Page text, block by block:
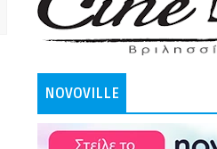
NOVOVILLE